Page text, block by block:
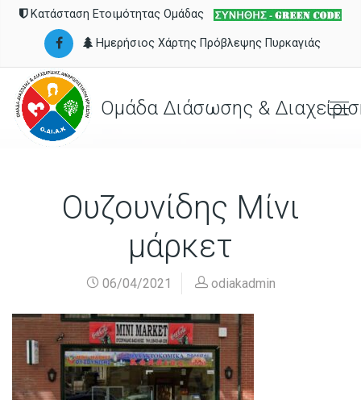
Κατάσταση Ετοιμότητας Ομάδας
Ημερήσιος Χάρτης Πρόβλεψης Πυρκαγιάς
Ομάδα Διάσωσης &
Ουζουνίδης Μίνι
μάρκετ
06/04/2021 odiakadmin